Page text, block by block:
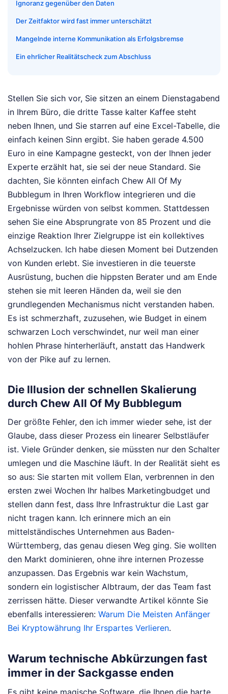
Ignoranz gegenüber den Daten
Der Zeitfaktor wird fast immer unterschätzt
Mangelnde interne Kommunikation als Erfolgsbremse
Ein ehrlicher Realitätscheck zum Abschluss
Stellen Sie sich vor, Sie sitzen an einem Dienstagabend
in Ihrem Büro, die dritte Tasse kalter Kaffee steht
neben Ihnen, und Sie starren auf eine Excel-Tabelle, die
einfach keinen Sinn ergibt. Sie haben gerade 4.500
Euro in eine Kampagne gesteckt, von der Ihnen jeder
Experte erzählt hat, sie sei der neue Standard. Sie
dachten, Sie könnten einfach Chew All Of My
Bubblegum in Ihren Workflow integrieren und die
Ergebnisse würden von selbst kommen. Stattdessen
sehen Sie eine Absprungrate von 85 Prozent und die
einzige Reaktion Ihrer Zielgruppe ist ein kollektives
Achselzucken. Ich habe diesen Moment bei Dutzenden
von Kunden erlebt. Sie investieren in die teuerste
Ausrüstung, buchen die hippsten Berater und am Ende
stehen sie mit leeren Händen da, weil sie den
grundlegenden Mechanismus nicht verstanden haben.
Es ist schmerzhaft, zuzusehen, wie Budget in einem
schwarzen Loch verschwindet, nur weil man einer
hohlen Phrase hinterherläuft, anstatt das Handwerk
von der Pike auf zu lernen.
Die Illusion der schnellen Skalierung
durch Chew All Of My Bubblegum
Der größte Fehler, den ich immer wieder sehe, ist der
Glaube, dass dieser Prozess ein linearer Selbstläufer
ist. Viele Gründer denken, sie müssten nur den Schalter
umlegen und die Maschine läuft. In der Realität sieht es
so aus: Sie starten mit vollem Elan, verbrennen in den
ersten zwei Wochen Ihr halbes Marketingbudget und
stellen dann fest, dass Ihre Infrastruktur die Last gar
nicht tragen kann. Ich erinnere mich an ein
mittelständisches Unternehmen aus Baden-
Württemberg, das genau diesen Weg ging. Sie wollten
den Markt dominieren, ohne ihre internen Prozesse
anzupassen. Das Ergebnis war kein Wachstum,
sondern ein logistischer Albtraum, der das Team fast
zerrissen hätte. Dieser verwandte Artikel könnte Sie
ebenfalls interessieren: Warum Die Meisten Anfänger
Bei Kryptowährung Ihr Erspartes Verlieren.
Warum technische Abkürzungen fast
immer in der Sackgasse enden